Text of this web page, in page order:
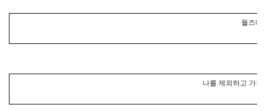
월즈에
나를 제외하고 가장